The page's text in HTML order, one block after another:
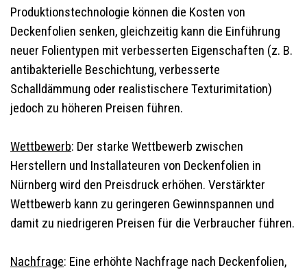
Produktionstechnologie können die Kosten von
Deckenfolien senken, gleichzeitig kann die Einführung
neuer Folientypen mit verbesserten Eigenschaften (z. B.
antibakterielle Beschichtung, verbesserte
Schalldämmung oder realistischere Texturimitation)
jedoch zu höheren Preisen führen.
Wettbewerb: Der starke Wettbewerb zwischen
Herstellern und Installateuren von Deckenfolien in
Nürnberg wird den Preisdruck erhöhen. Verstärkter
Wettbewerb kann zu geringeren Gewinnspannen und
damit zu niedrigeren Preisen für die Verbraucher führen.
Nachfrage: Eine erhöhte Nachfrage nach Deckenfolien,